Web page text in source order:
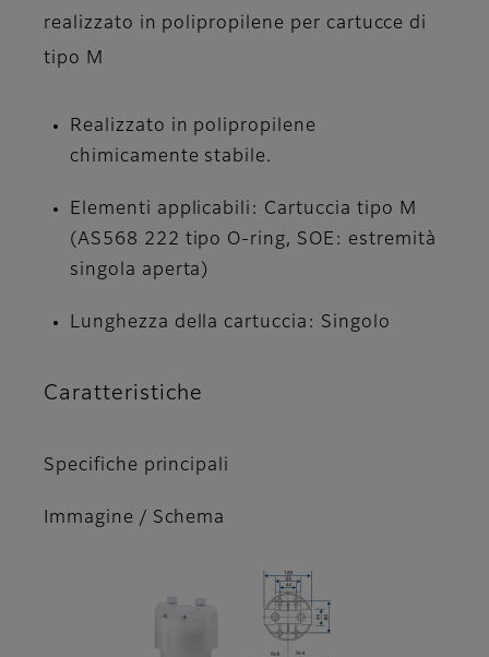
realizzato in polipropilene per cartucce di
tipo M
Realizzato in polipropilene
chimicamente stabile.
Elementi applicabili: Cartuccia tipo M
(AS568 222 tipo O-ring, SOE: estremità
singola aperta)
Lunghezza della cartuccia: Singolo
Caratteristiche
Specifiche principali
Immagine / Schema